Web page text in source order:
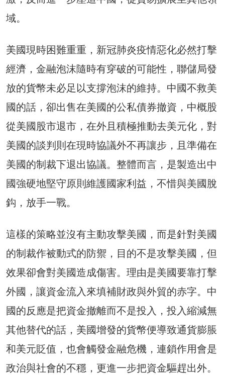
域。
美國現時困難重重，新冠肺炎疫情惡化必然打擊
經濟，金融泡沫隨時有穿破的可能性，聯儲局發
放的貨幣未必足以支撐泡沫的維持。中國不救美
國的話，卻出售在美國的公私債券撤資，中概股
從美國股市退市，在外且積極推動去美元化，對
美國的談判則在現時協議外不再讓步，且準備在
美國的制裁下退出協議。整體而言，是製造出中
國強硬地堅守原則維護國家利益，不惜與美國脫
鈎，放手一戰。
這樣的策略並沒有主動攻擊美國，而是針對美國
的制裁作被動式的防禦，目的不是攻擊美國，但
效果卻會對美國造成傷害。理由是美國要靠打擊
外國，讓資金流入來填補財政與外貿的赤字。中
國的反應是把資金撤離而不是投入，投入縮減無
其他替代的話，美國增發的貨幣便導致通貨膨脹
和美元貶值，也會觸發金融危機，連鎖作用會是
政治與社會的不穩，更進一步把資金驅趕出外。